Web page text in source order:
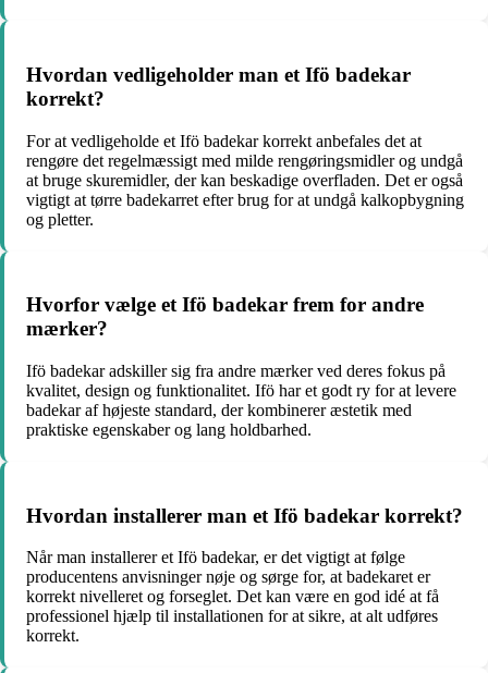
Hvordan vedligeholder man et Ifö badekar
korrekt?
For at vedligeholde et Ifö badekar korrekt anbefales det at
rengøre det regelmæssigt med milde rengøringsmidler og undgå
at bruge skuremidler, der kan beskadige overfladen. Det er også
vigtigt at tørre badekarret efter brug for at undgå kalkopbygning
og pletter.
Hvorfor vælge et Ifö badekar frem for andre
mærker?
Ifö badekar adskiller sig fra andre mærker ved deres fokus på
kvalitet, design og funktionalitet. Ifö har et godt ry for at levere
badekar af højeste standard, der kombinerer æstetik med
praktiske egenskaber og lang holdbarhed.
Hvordan installerer man et Ifö badekar korrekt?
Når man installerer et Ifö badekar, er det vigtigt at følge
producentens anvisninger nøje og sørge for, at badekaret er
korrekt nivelleret og forseglet. Det kan være en god idé at få
professionel hjælp til installationen for at sikre, at alt udføres
korrekt.